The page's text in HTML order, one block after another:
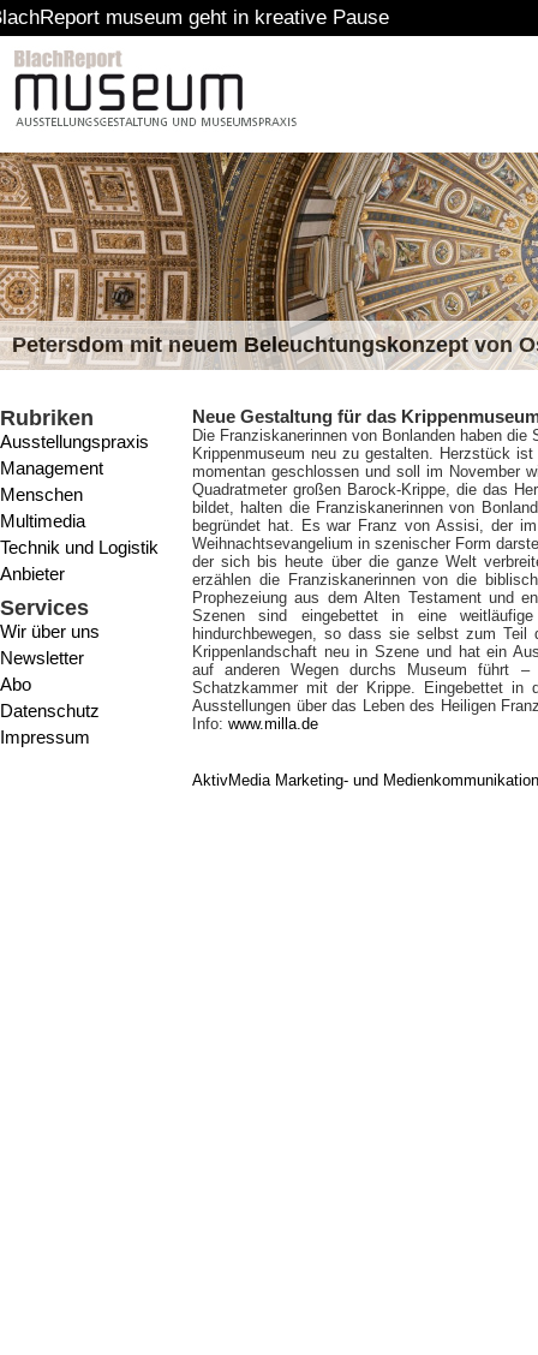
geht in kreative Pause
Petersdom mit neuem Beleuchtungskonzept von
Rubriken
Ausstellungspraxis
Management
Menschen
Multimedia
Technik und Logistik
Anbieter
Services
Wir über uns
Newsletter
Abo
Datenschutz
Impressum
Neue Gestaltung für das
Die Franziskanerinnen von Bonlanden haben
Krippenmuseum neu zu gestalten. Herzstück
momentan geschlossen und soll im November
Quadratmeter großen Barock-Krippe, die das
bildet, halten die Franziskanerinnen von
begründet hat. Es war Franz von Assisi, der
Weihnachtsevangelium in szenischer Form
der sich bis heute über die ganze Welt
erzählen die Franziskanerinnen von die
Prophezeiung aus dem Alten Testament und
Szenen sind eingebettet in eine
hindurchbewegen, so dass sie selbst zum
Krippenlandschaft neu in Szene und hat ein
auf anderen Wegen durchs Museum führt
Schatzkammer mit der Krippe. Eingebettet in
Ausstellungen über das Leben des Heiligen
Info: www.milla.de
AktivMedia Marketing- und